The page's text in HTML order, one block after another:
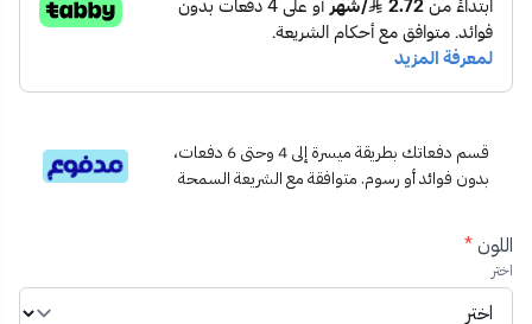
🧰الاستخدام المثالي:
غرف النوم – الممرات – المكاتب – المطابخ
نصيحة احترافية:
قسم دفعاتك بطريقة ميسرة إلى 4 وحتى 6 دفعات،
بدون فوائد أو رسوم. متوافقة مع الشريعة السمحة
اللون*
اختر